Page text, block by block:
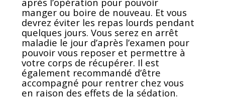
manger ou boire de nouveau. Et vous
devrez éviter les repas lourds pendant
quelques jours. Vous serez en arrêt
maladie le jour d’après l’examen pour
pouvoir vous reposer et permettre à
votre corps de récupérer. Il est
également recommandé d’être
accompagné pour rentrer chez vous
en raison des effets de la sédation.